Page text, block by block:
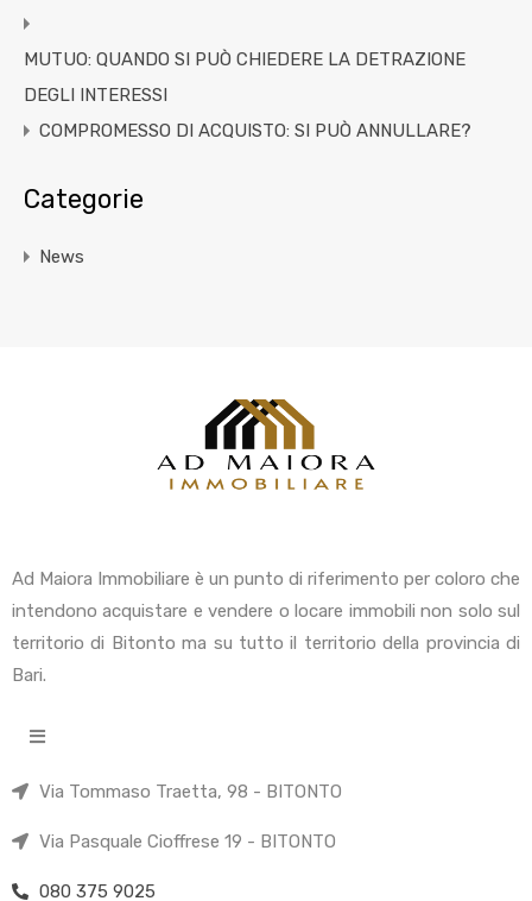
MUTUO: QUANDO SI PUÒ CHIEDERE LA DETRAZIONE
DEGLI INTERESSI
COMPROMESSO DI ACQUISTO: SI PUÒ ANNULLARE?
Categorie
News
Ad Maiora Immobiliare è un punto di riferimento per coloro che
intendono acquistare e vendere o locare immobili non solo sul
territorio di Bitonto ma su tutto il territorio della provincia di
Bari.
Via Tommaso Traetta, 98 - BITONTO
Via Pasquale Cioffrese 19 - BITONTO
080 375 9025